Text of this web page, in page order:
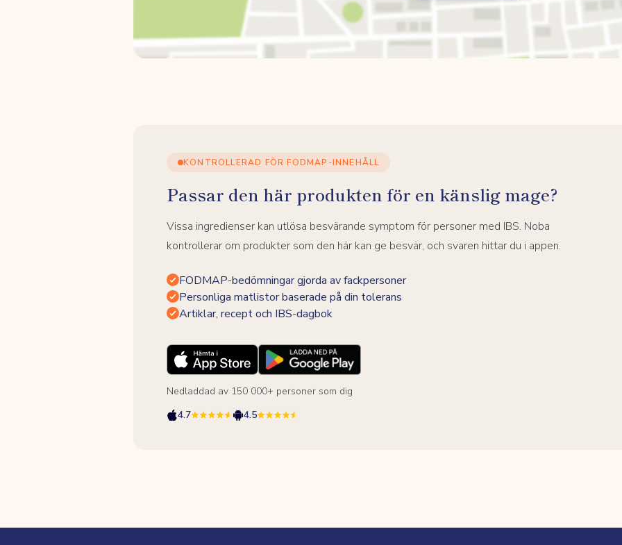
KONTROLLERAD FÖR FODMAP-INNEHÅLL
Passar den här produkten för en känslig mage?
Vissa ingredienser kan utlösa besvärande symptom för personer med IBS. Noba
kontrollerar om produkter som den här kan ge besvär, och svaren hittar du i appen.
FODMAP-bedömningar gjorda av fackpersoner
Personliga matlistor baserade på din tolerans
Artiklar, recept och IBS-dagbok
Nedladdad av 150 000+ personer som dig
4.7
4.5